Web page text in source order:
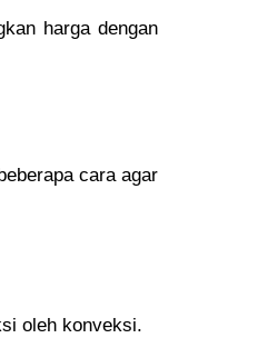
harga dengan
cara agar
oleh konveksi.